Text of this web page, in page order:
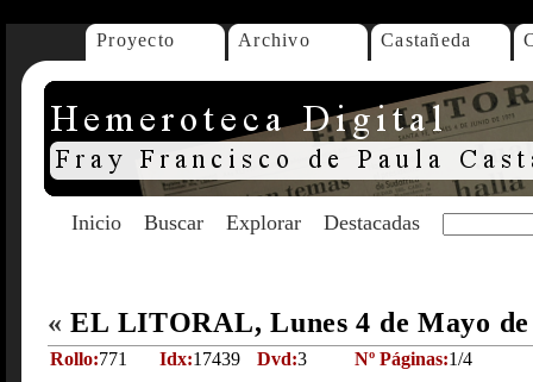
Proyecto Archivo Castañeda
Inicio Buscar Explorar Destacadas
« EL LITORAL, Lunes 4 de Mayo
Rollo:771 Idx:17439 Dvd:3 Nº Páginas:1/4